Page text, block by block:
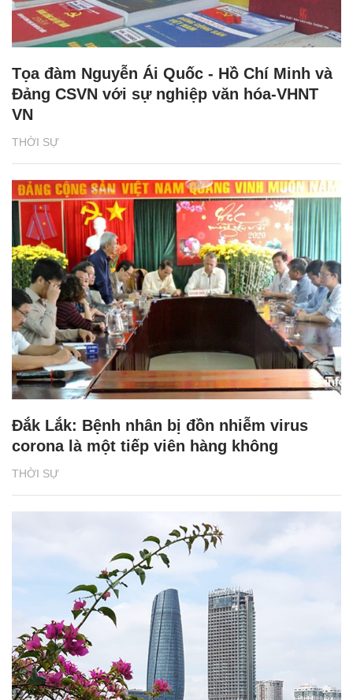
THỜI SỰ
Tọa đàm Nguyễn Ái Quốc - Hồ Chí Minh và
Đảng CSVN với sự nghiệp văn hóa-VHNT
VN
THỜI SỰ
Đắk Lắk: Bệnh nhân bị đồn nhiễm virus
corona là một tiếp viên hàng không